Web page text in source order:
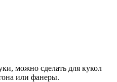
можно сделать для кукол
или фанеры.